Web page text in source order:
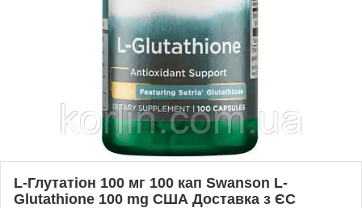
L-Глутатіон 100 мг 100 кап Swanson L-
Glutathione 100 mg США Доставка з ЄС